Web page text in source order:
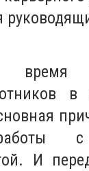
время
в
И